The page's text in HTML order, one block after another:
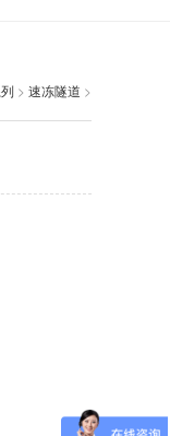
> 速冻隧道 >